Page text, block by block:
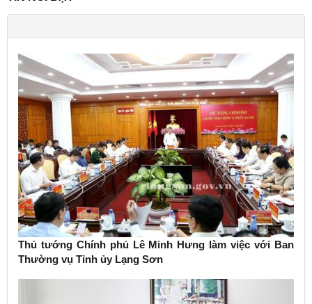
Thủ tướng Chính phủ Lê Minh Hưng làm việc với Ban
Thường vụ Tỉnh ủy Lạng Sơn